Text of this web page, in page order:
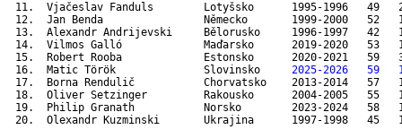
11.  Vjačeslav Fanduls        Lotyšsko      1995-1996
12.  Jan Benda                Německo       1999-2000   52
13.  Alexandr Andrijevski     Bělorusko     1996-1997   42
14.  Vilmos Galló             Maďarsko      2019-2020   53
15.  Robert Rooba             Estonsko      2020-2021   59
16.  Matic Török              Slovinsko 2025-2026   59
17.  Borna Rendulič           Chorvatsko    2013-2014   57
18.  Oliver Setzinger         Rakousko      2004-2005   55
19.  Philip Granath           Norsko        2023-2024   58
20.  Olexandr Kuzminski       Ukrajina      1997-1998